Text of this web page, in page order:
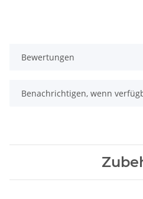
Bewertungen
Benachrichtigen, wenn